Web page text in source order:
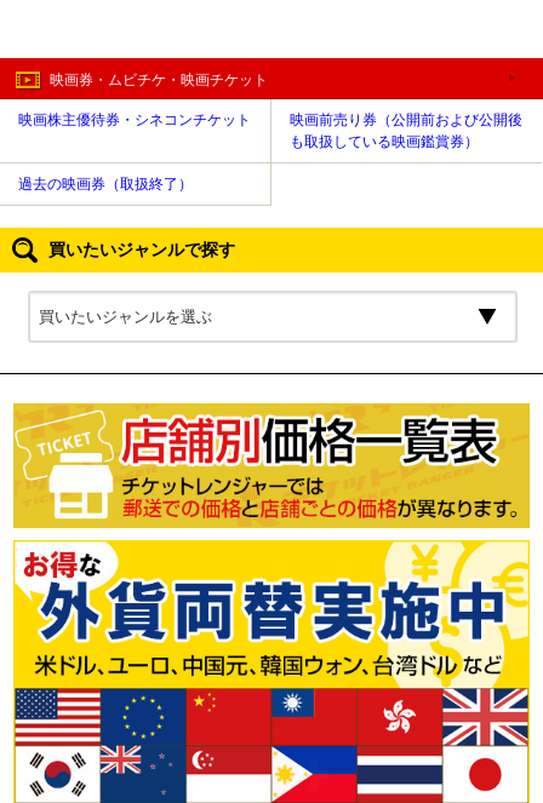
映画券・ムビチケ・映画チケット
映画株主優待券・シネコンチケット
映画前売り券（公開前および公開後
も取扱している映画鑑賞券）
過去の映画券（取扱終了）
買いたいジャンルで探す